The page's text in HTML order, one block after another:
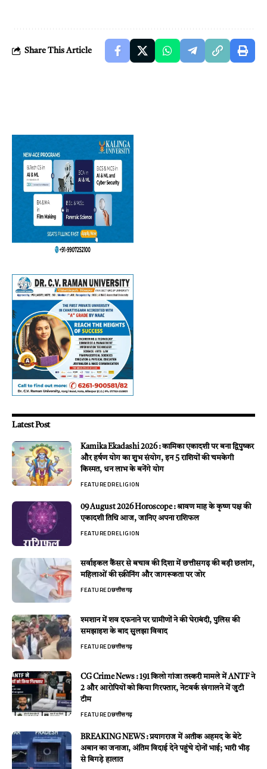
Share This Article
Latest Post
Kamika Ekadashi 2026 : कामिका एकादशी पर बना द्विपुष्कर
और हर्षण योग का शुभ संयोग, इन 5 राशियों की चमकेगी
किस्मत, धन लाभ के बनेंगे योग
FEATUREDRELIGION
09 August 2026 Horoscope : श्रावण माह के कृष्ण पक्ष की
एकादशी तिथि आज, जानिए अपना राशिफल
FEATUREDRELIGION
सर्वाइकल कैंसर से बचाव की दिशा में छत्तीसगढ़ की बड़ी छलांग,
महिलाओं की स्क्रीनिंग और जागरूकता पर जोर
FEATUREDछत्तीसगढ़
श्मशान में शव दफनाने पर ग्रामीणों ने की घेराबंदी, पुलिस की
समझाइश के बाद सुलझा विवाद
FEATUREDछत्तीसगढ़
CG Crime News : 191 किलो गांजा तस्करी मामले में ANTF ने
2 और आरोपियों को किया गिरफ्तार, नेटवर्क खंगालने में जुटी
टीम
FEATUREDछत्तीसगढ़
BREAKING NEWS : प्रयागराज में अतीक अहमद के बेटे
अबान का जनाजा, अंतिम विदाई देने पहुंचे दोनों भाई; भारी भीड़
से बिगड़े हालात